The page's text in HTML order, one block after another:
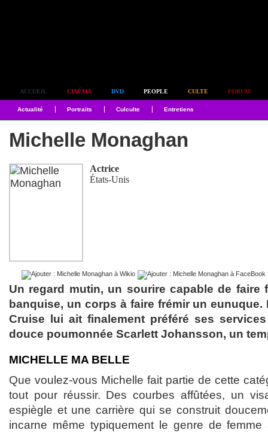
ACCUEIL CINÉMA DVD PEOPLE CULTE FORUM
Actualité Portraits Culculte Entretiens
Michelle Monaghan
Actrice
États-Unis
Un regard mutin, un sourire capable de faire
banquise, un corps à faire frémir un eunuque.
Cruise lui ait finalement préféré ses
douce poumonnée Scarlett Johansson, un
MICHELLE MA BELLE
Que voulez-vous Michelle fait partie de cette
tout pour réussir. Des courbes affûtées, un
espiègle et une carrière qui se construit
incarne même typiquement le genre de